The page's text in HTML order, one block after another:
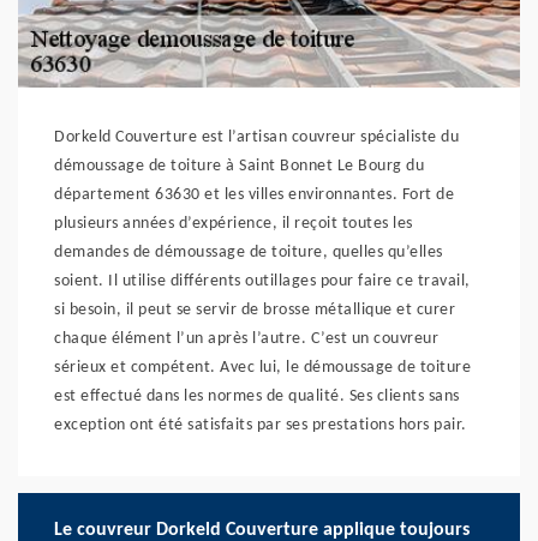
Dorkeld Couverture est l’artisan couvreur spécialiste du
démoussage de toiture à Saint Bonnet Le Bourg du
département 63630 et les villes environnantes. Fort de
plusieurs années d’expérience, il reçoit toutes les
demandes de démoussage de toiture, quelles qu’elles
soient. Il utilise différents outillages pour faire ce travail,
si besoin, il peut se servir de brosse métallique et curer
chaque élément l’un après l’autre. C’est un couvreur
sérieux et compétent. Avec lui, le démoussage de toiture
est effectué dans les normes de qualité. Ses clients sans
exception ont été satisfaits par ses prestations hors pair.
Le couvreur Dorkeld Couverture applique toujours